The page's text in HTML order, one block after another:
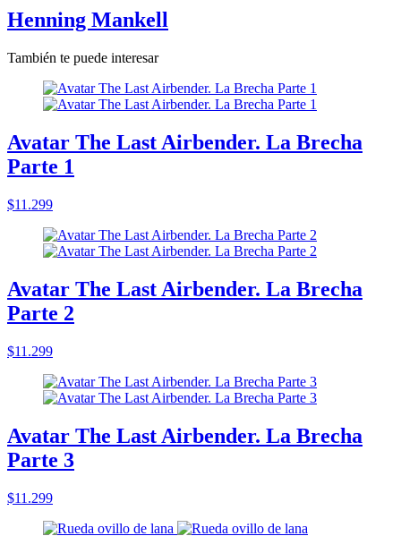
Henning Mankell
También te puede interesar
Avatar The Last Airbender. La Brecha
Parte 1
$11.299
Avatar The Last Airbender. La Brecha
Parte 2
$11.299
Avatar The Last Airbender. La Brecha
Parte 3
$11.299